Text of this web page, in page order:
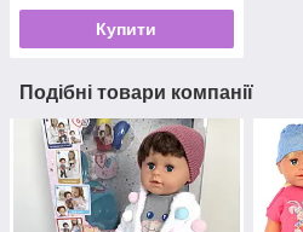
Купити
Подібні товари компанії